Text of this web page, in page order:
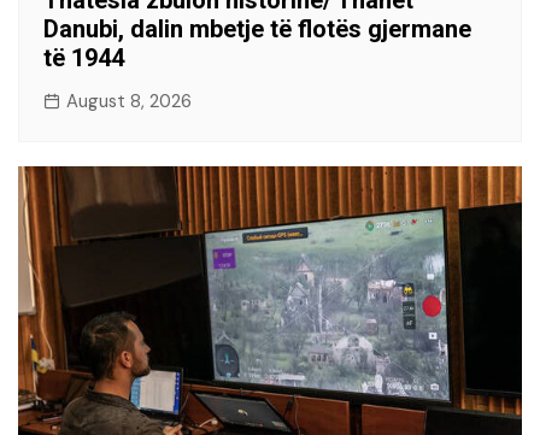
Danubi, dalin mbetje të flotës gjermane
të 1944
August 8, 2026